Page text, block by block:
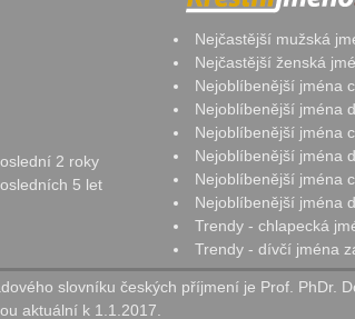
2 roky
5 let
Nejčastější mužská
Nejčastější ženská
Nejoblíbenější jména
Nejoblíbenější jména
Nejoblíbenější jména
Nejoblíbenější jména
Nejoblíbenější jména
Nejoblíbenější jména
Trendy - chlapecká
Trendy - dívčí jména
slovníku českých příjmení je Prof. PhDr.
aktuální k 1.1.2017.